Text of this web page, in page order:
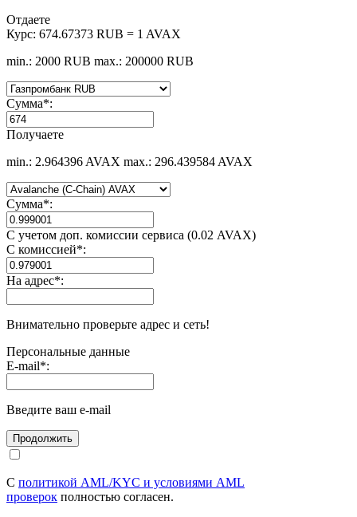
Отдаете
Курс: 674.67373 RUB = 1 AVAX
min.: 2000 RUB max.: 200000 RUB
Сумма*:
Получаете
min.: 2.964396 AVAX max.: 296.439584 AVAX
Сумма*:
С учетом доп. комиссии сервиса (0.02 AVAX)
С комиссией*:
На адрес*:
Внимательно проверьте адрес и сеть!
Персональные данные
E-mail*:
Введите ваш e-mail
С политикой AML/KYC и условиями AML
проверок полностью согласен.